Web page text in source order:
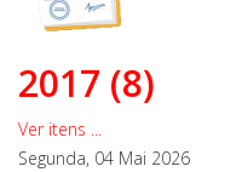
2017 (8)
Ver itens ...
Segunda, 04 Mai 2026